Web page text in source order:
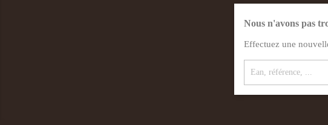
Nous n'avons pas
Effectuez une